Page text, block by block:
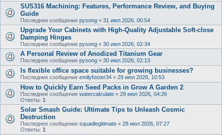
SUS316 Machining: Features, Performance Review, and Buying
Guide
Последнее сообщение pysong « 31 июл 2026, 00:54
Upgrade Your Cabinets with High-Quality Adjustable Soft-close
Damping Hinges
Последнее сообщение pysong « 30 июл 2026, 02:34
A Personal Review of Anodized Titanium Gear
Последнее сообщение pysong « 30 июл 2026, 02:13
Is flexible office space suitable for growing businesses?
Последнее сообщение emilyfoster34 « 29 июл 2026, 10:53
How to Quickly Earn Seed Packs in Grow A Garden 2
Последнее сообщение watercalculate « 29 июл 2026, 04:26
Ответы: 1
Solar Smash Guide: Ultimate Tips to Unleash Cosmic
Destruction
Последнее сообщение squadlegitimate « 28 июл 2026, 07:27
Ответы: 1